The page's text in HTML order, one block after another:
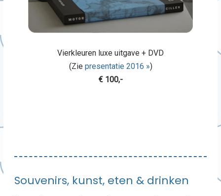
Vierkleuren luxe uitgave + DVD
(Zie presentatie 2016 »)
€ 100,-
Souvenirs, kunst, eten & drinken